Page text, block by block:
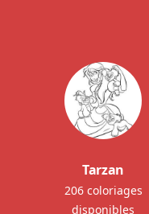
Tarzan
206 coloriages
disponibles